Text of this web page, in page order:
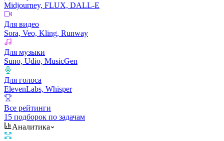
Midjourney, FLUX, DALL-E
Для видео
Sora, Veo, Kling, Runway
Для музыки
Suno, Udio, MusicGen
Для голоса
ElevenLabs, Whisper
Все рейтинги
15 подборок по задачам
Аналитика